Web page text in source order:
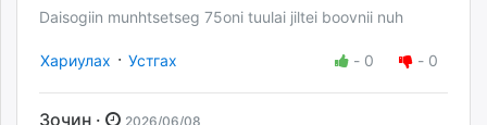
Daisogiin munhtsetseg 75oni tuulai jiltei boovnii nuh
Хариулах · Устгах - 0 - 0
Зочин · 2026/06/08